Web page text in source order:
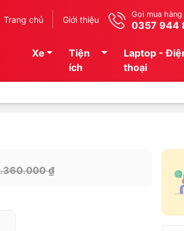
Trang chủ Giới thiệu Gọi mua hàng
0357 944
Xe
Tiện
ích
Laptop -
thoại
₫